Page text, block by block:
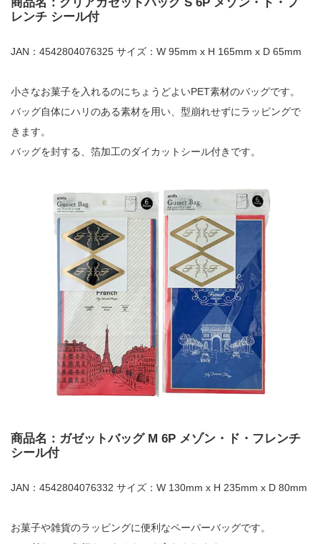
レンチ シール付
JAN：4542804076325 サイズ：W 95mm x H 165mm x D 65mm
小さなお菓子を入れるのにちょうどよいPET素材のバッグです。
バッグ自体にハリのある素材を用い、型崩れせずにラッピングで
きます。
バッグを封する、箔加工のダイカットシール付きです。
商品名：ガゼットバッグ M 6P メゾン・ド・フレンチ
シール付
JAN：4542804076332 サイズ：W 130mm x H 235mm x D 80mm
お菓子や雑貨のラッピングに便利なペーパーバッグです。